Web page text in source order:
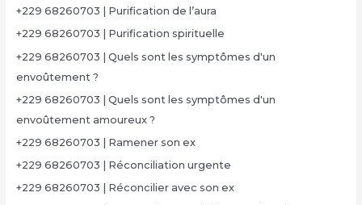
+229 68260703 | Purification de l’aura
+229 68260703 | Purification spirituelle
+229 68260703 | Quels sont les symptômes d'un
envoûtement ?
+229 68260703 | Quels sont les symptômes d'un
envoûtement amoureux ?
+229 68260703 | Ramener son ex
+229 68260703 | Réconciliation urgente
+229 68260703 | Réconcilier avec son ex